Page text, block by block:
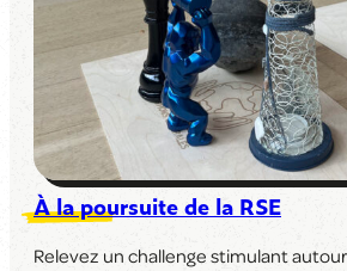
À la poursuite de la RSE
Relevez un challenge stimulant autour